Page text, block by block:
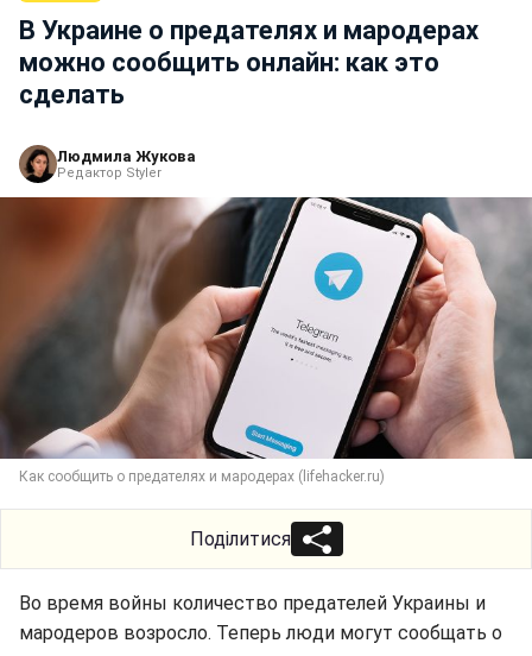
В Украине о предателях и мародерах
можно сообщить онлайн: как это
сделать
Людмила Жукова
Редактор Styler
Как сообщить о предателях и мародерах (lifehacker.ru)
Поділитися
Во время войны количество предателей Украины и
мародеров возросло. Теперь люди могут сообщать о